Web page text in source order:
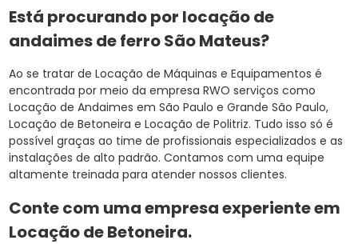
Está procurando por locação de
andaimes de ferro São Mateus?
Ao se tratar de Locação de Máquinas e Equipamentos é
encontrada por meio da empresa RWO serviços como
Locação de Andaimes em São Paulo e Grande São Paulo,
Locação de Betoneira e Locação de Politriz. Tudo isso só é
possível graças ao time de profissionais especializados e as
instalações de alto padrão. Contamos com uma equipe
altamente treinada para atender nossos clientes.
Conte com uma empresa experiente em
Locação de Betoneira.